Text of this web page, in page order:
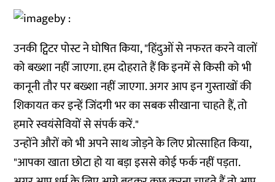
उनकी ट्विटर पोस्ट ने घोषित किया, "हिंदुओं से नफरत करने वालों
को बख्शा नहीं जाएगा. हम दोहराते हैं कि इनमें से किसी को भी
कानूनी तौर पर बख्शा नहीं जाएगा. अगर आप इन गुस्ताखों की
शिकायत कर इन्हें जिंदगी भर का सबक सीखाना चाहते हैं, तो
हमारे स्वयंसेवियों से संपर्क करें."
उन्होंने औरों को भी अपने साथ जोड़ने के लिए प्रोत्साहित किया,
"आपका खाता छोटा हो या बड़ा इससे कोई फर्क नहीं पड़ता.